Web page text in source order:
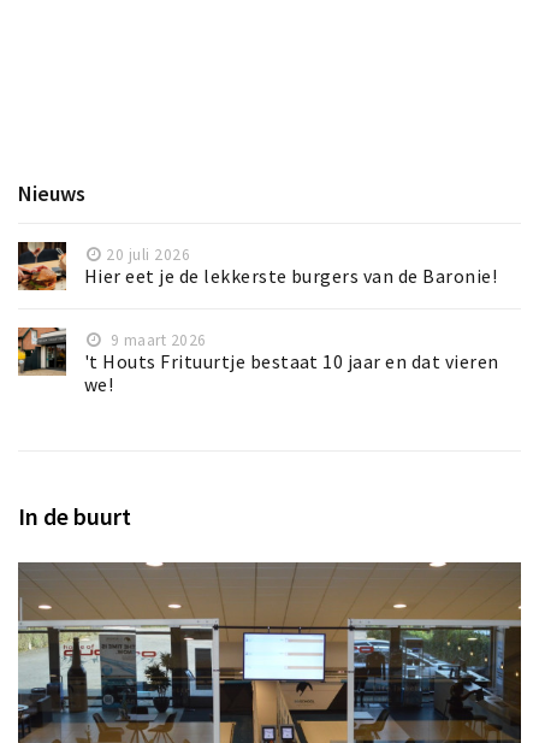
Nieuws
20 juli 2026
Hier eet je de lekkerste burgers van de Baronie!
9 maart 2026
't Houts Frituurtje bestaat 10 jaar en dat vieren
we!
In de buurt